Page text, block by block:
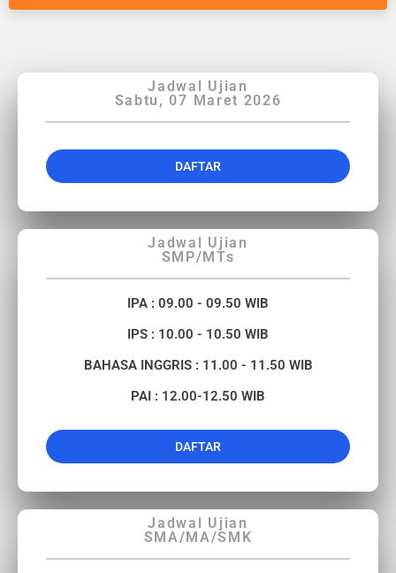
Jadwal Ujian
Sabtu, 07 Maret 2026
DAFTAR
Jadwal Ujian
SMP/MTs
IPA : 09.00 - 09.50 WIB
IPS : 10.00 - 10.50 WIB
BAHASA INGGRIS : 11.00 - 11.50 WIB
PAI : 12.00-12.50 WIB
DAFTAR
Jadwal Ujian
SMA/MA/SMK